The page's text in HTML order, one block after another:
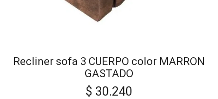
Recliner sofa 3 CUERPO color MARRON
GASTADO
$ 30.240